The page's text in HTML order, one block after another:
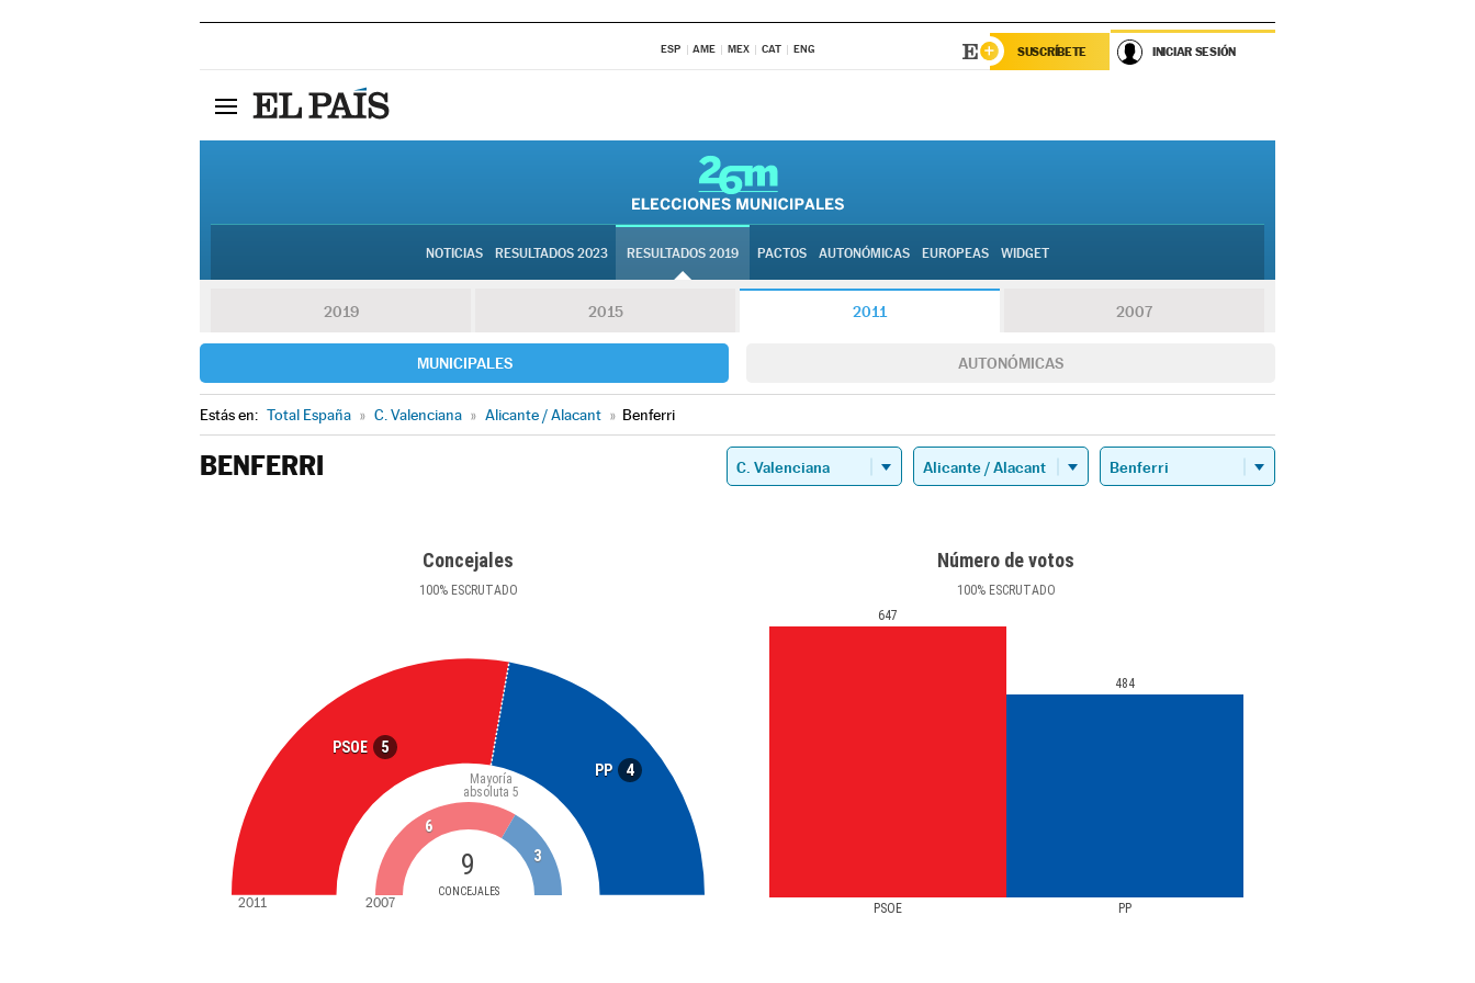
ESP AME MEX CAT ENG SUSCRÍBETE INICIAR SESIÓN
NOTICIAS RESULTADOS 2023 RESULTADOS 2019 PACTOS AUTONÓMICAS EUROPEAS WIDGET
2019 2015 2011 2007
MUNICIPALES AUTONÓMICAS
Estás en: Total España » C. Valenciana » Alicante / Alacant » Benferri
BENFERRI
Concejales
100%ESCRUTADO
PSOE 5
PP 4
9
CONCEJALES
Mayoría
absoluta 5
6
3
2011 2007
Número de votos
100%ESCRUTADO
PSOE PP
647
484